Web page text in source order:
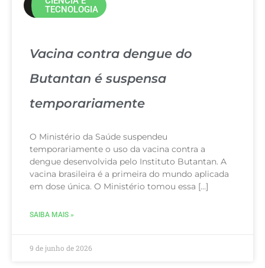
TECNOLOGIA
Vacina contra dengue do
Butantan é suspensa
temporariamente
O Ministério da Saúde suspendeu
temporariamente o uso da vacina contra a
dengue desenvolvida pelo Instituto Butantan. A
vacina brasileira é a primeira do mundo aplicada
em dose única. O Ministério tomou essa […]
SAIBA MAIS »
9 de junho de 2026